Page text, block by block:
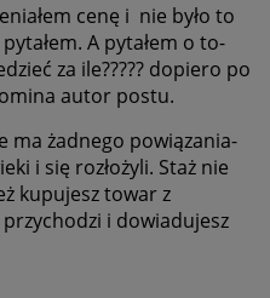
cenę i nie było to
A pytałem o to-
za ile????? dopiero po
autor postu.
ma żadnego powiązania-
i się rozłożyli. Staż nie
kupujesz towar z
i dowiadujesz